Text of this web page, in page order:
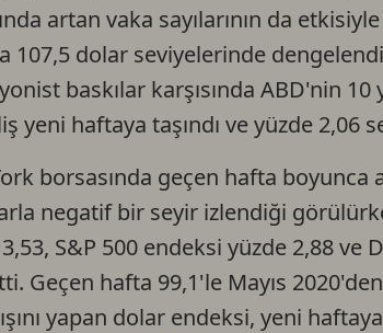
artan vaka sayılarının da
107,5 dolar seviyelerinde
baskılar karşısında ABD'nin
yeni haftaya taşındı ve yüzde 2,06
borsasında geçen hafta
negatif bir seyir izlendiği
S&P 500 endeksi yüzde 2,88 ve
Geçen hafta 99,1'le Mayıs
yapan dolar endeksi, yeni